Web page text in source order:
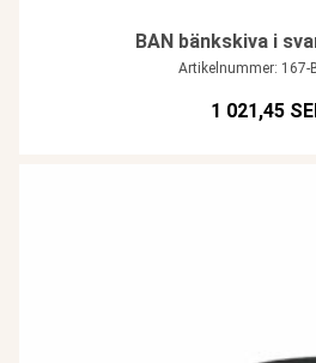
BAN bänkskiva i
Artikelnummer: 167-
1 021,45